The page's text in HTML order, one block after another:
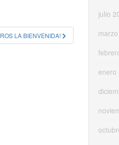
LA BIENVENIDA!
julio
enero